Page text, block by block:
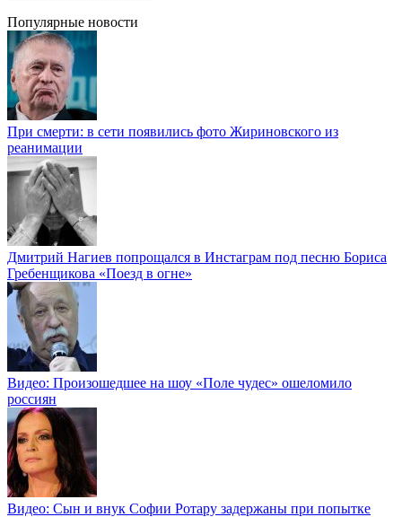
Популярные новости
При смерти: в сети появились фото Жириновского из
реанимации
Дмитрий Нагиев попрощался в Инстаграм под песню Бориса
Гребенщикова «Поезд в огне»
Видео: Произошедшее на шоу «Поле чудес» ошеломило
россиян
Видео: Сын и внук Софии Ротару задержаны при попытке